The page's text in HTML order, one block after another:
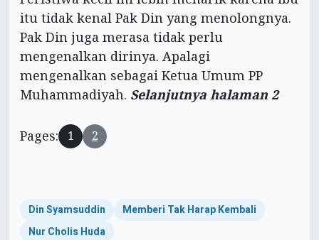
itu tidak kenal Pak Din yang menolongnya.
Pak Din juga merasa tidak perlu
mengenalkan dirinya. Apalagi
mengenalkan sebagai Ketua Umum PP
Muhammadiyah. Selanjutnya halaman 2
Pages: 1 2
Din Syamsuddin
Memberi Tak Harap Kembali
Nur Cholis Huda